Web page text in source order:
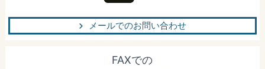
メールでのお問い合わせ
FAXでの